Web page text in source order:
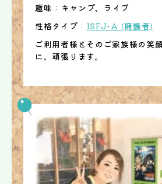
趣味 : キャンプ、ライブ
性格タイプ : ISFJ-A (擁護者)
ご利用者様とそのご家族様の笑
に、頑張ります。